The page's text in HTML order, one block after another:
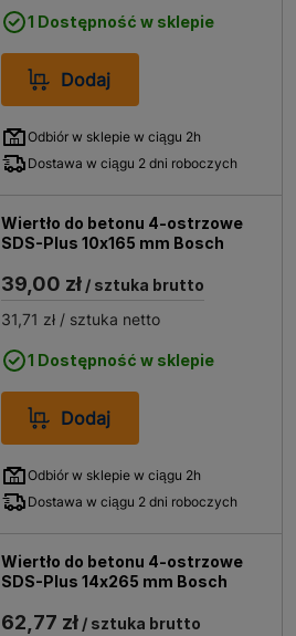
1 Dostępność w sklepie
Dodaj
Odbiór w sklepie w ciągu 2h
Dostawa w ciągu 2 dni roboczych
Wiertło do betonu 4-ostrzowe
SDS-Plus 10x165 mm Bosch
39,00 zł / sztuka brutto
31,71 zł / sztuka netto
1 Dostępność w sklepie
Dodaj
Odbiór w sklepie w ciągu 2h
Dostawa w ciągu 2 dni roboczych
Wiertło do betonu 4-ostrzowe
SDS-Plus 14x265 mm Bosch
62,77 zł / sztuka brutto